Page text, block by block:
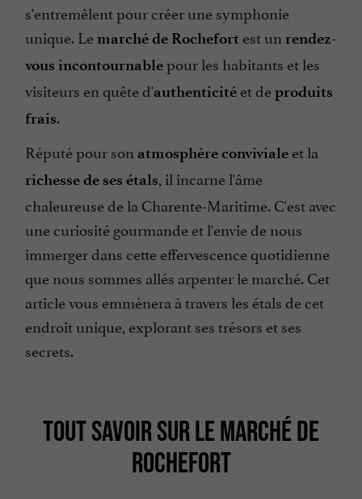
s'entremêlent pour créer une symphonie
unique. Le marché de Rochefort est un rendez-
vous incontournablepour les habitants et les
visiteurs en quête d'authenticité et deproduits
frais.
Réputé pour son atmosphère conviviale et la
richesse de ses étals, il incarne l'âme
chaleureuse de la Charente-Maritime. C'est avec
une curiosité gourmande et l'envie de nous
immerger dans cette effervescence quotidienne
que nous sommes allés arpenter le marché. Cet
article vous emmènera à travers les étals de cet
endroit unique, explorant ses trésors et ses
secrets.
TOUT SAVOIR SUR LE MARCHÉ DE
ROCHEFORT